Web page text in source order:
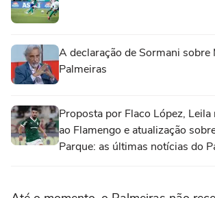
A declaração de Sormani sobre
Palmeiras
Proposta por Flaco López, Leila
ao Flamengo e atualização
Parque: as últimas notícias do